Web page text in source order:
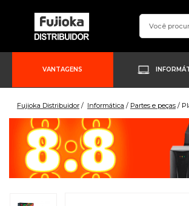
VANTAGENS
Fujioka Distribuidor Informática Partes e peças